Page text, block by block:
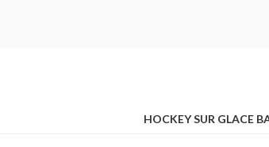
HOCKEY SUR GLACE